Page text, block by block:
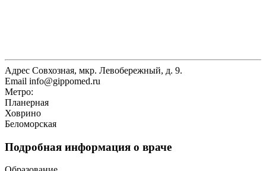
Адрес Совхозная, мкр. Левобережный, д. 9.
Email info@gippomed.ru
Метро:
Планерная
Ховрино
Беломорская
Подробная информация о враче